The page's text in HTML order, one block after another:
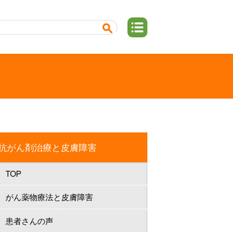
がん剤治療と皮膚障害
TOP
がん薬物療法と皮膚障害
患者さんの声